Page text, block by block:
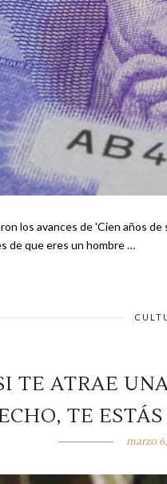
los avances de 'Cien años
puede interesar Señales de que eres un hombre …
TE ATRAE
TE
marzo